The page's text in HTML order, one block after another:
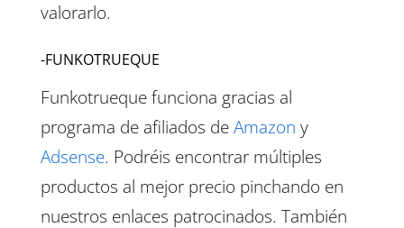
valorarlo.
-FUNKOTRUEQUE
Funkotrueque funciona gracias al
programa de afiliados deAmazon y
Adsense. Podréis encontrar múltiples
productos al mejor precio pinchando en
nuestros enlaces patrocinados. También